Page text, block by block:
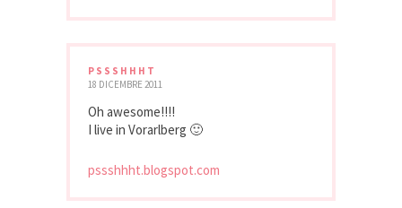
PSSSHHHT
18 DICEMBRE 2011
Oh awesome!!!!
I live in Vorarlberg 🙂
pssshhht.blogspot.com